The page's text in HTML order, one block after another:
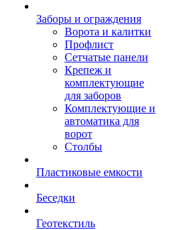
Заборы и ограждения
Ворота и калитки
Профлист
Сетчатые панели
Крепеж и
комплектующие
для заборов
Комплектующие и
автоматика для
ворот
Столбы
Пластиковые емкости
Беседки
Геотекстиль